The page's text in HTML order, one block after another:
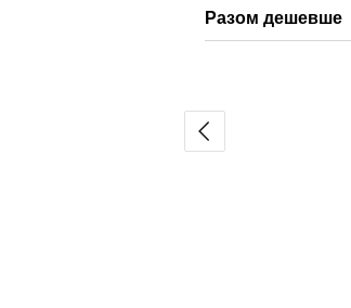
Разом дешевше